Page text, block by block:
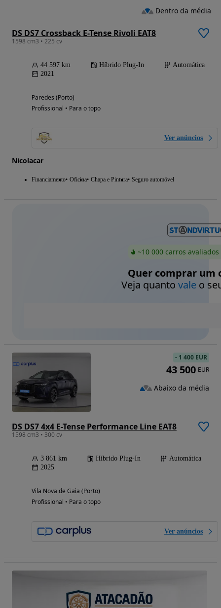
DS DS7 Crossback E-Tense Rivoli EAT8
1598 cm3 • 225 cv
44 597 km Híbrido Plug-In
Automática
2021
Paredes (Porto)
Profissional • Para o topo
Ver anúncios
Nicolacar
Financiamento Oficina Chapa e Pintura Seguro automóvel
Dentro da média
~10 000 carros
Quer comprar um
Veja quanto valeo
DS DS7 4x4 E-Tense Performance Line EAT8
1598 cm3 • 300 cv
3 861 km Híbrido Plug-In
Automática
2025
Vila Nova de Gaia (Porto)
Profissional • Para o topo
Ver anúncios
- 1 400 EUR
43 500 EUR
Abaixo da média